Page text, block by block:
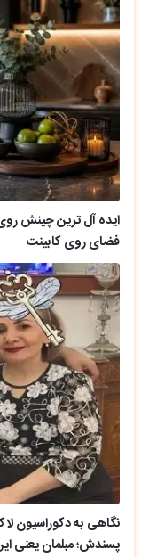
ایده آل ترین چینش روی
فضای روی کابینت
نگاهی به دکوراسیون
پسندش؛ مبلمان یعنی